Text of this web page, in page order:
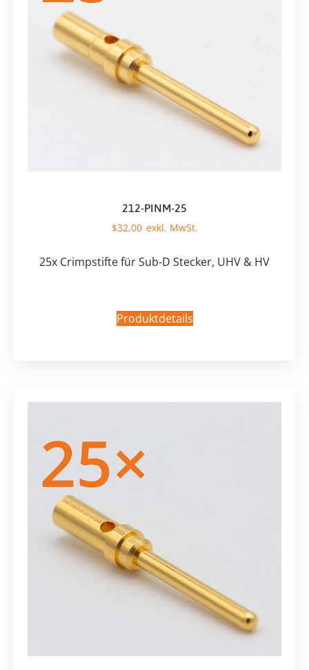
212-PINM-25
$32,00
25x Crimpstifte für Sub-D Stecker, UHV & HV
Produktdetails